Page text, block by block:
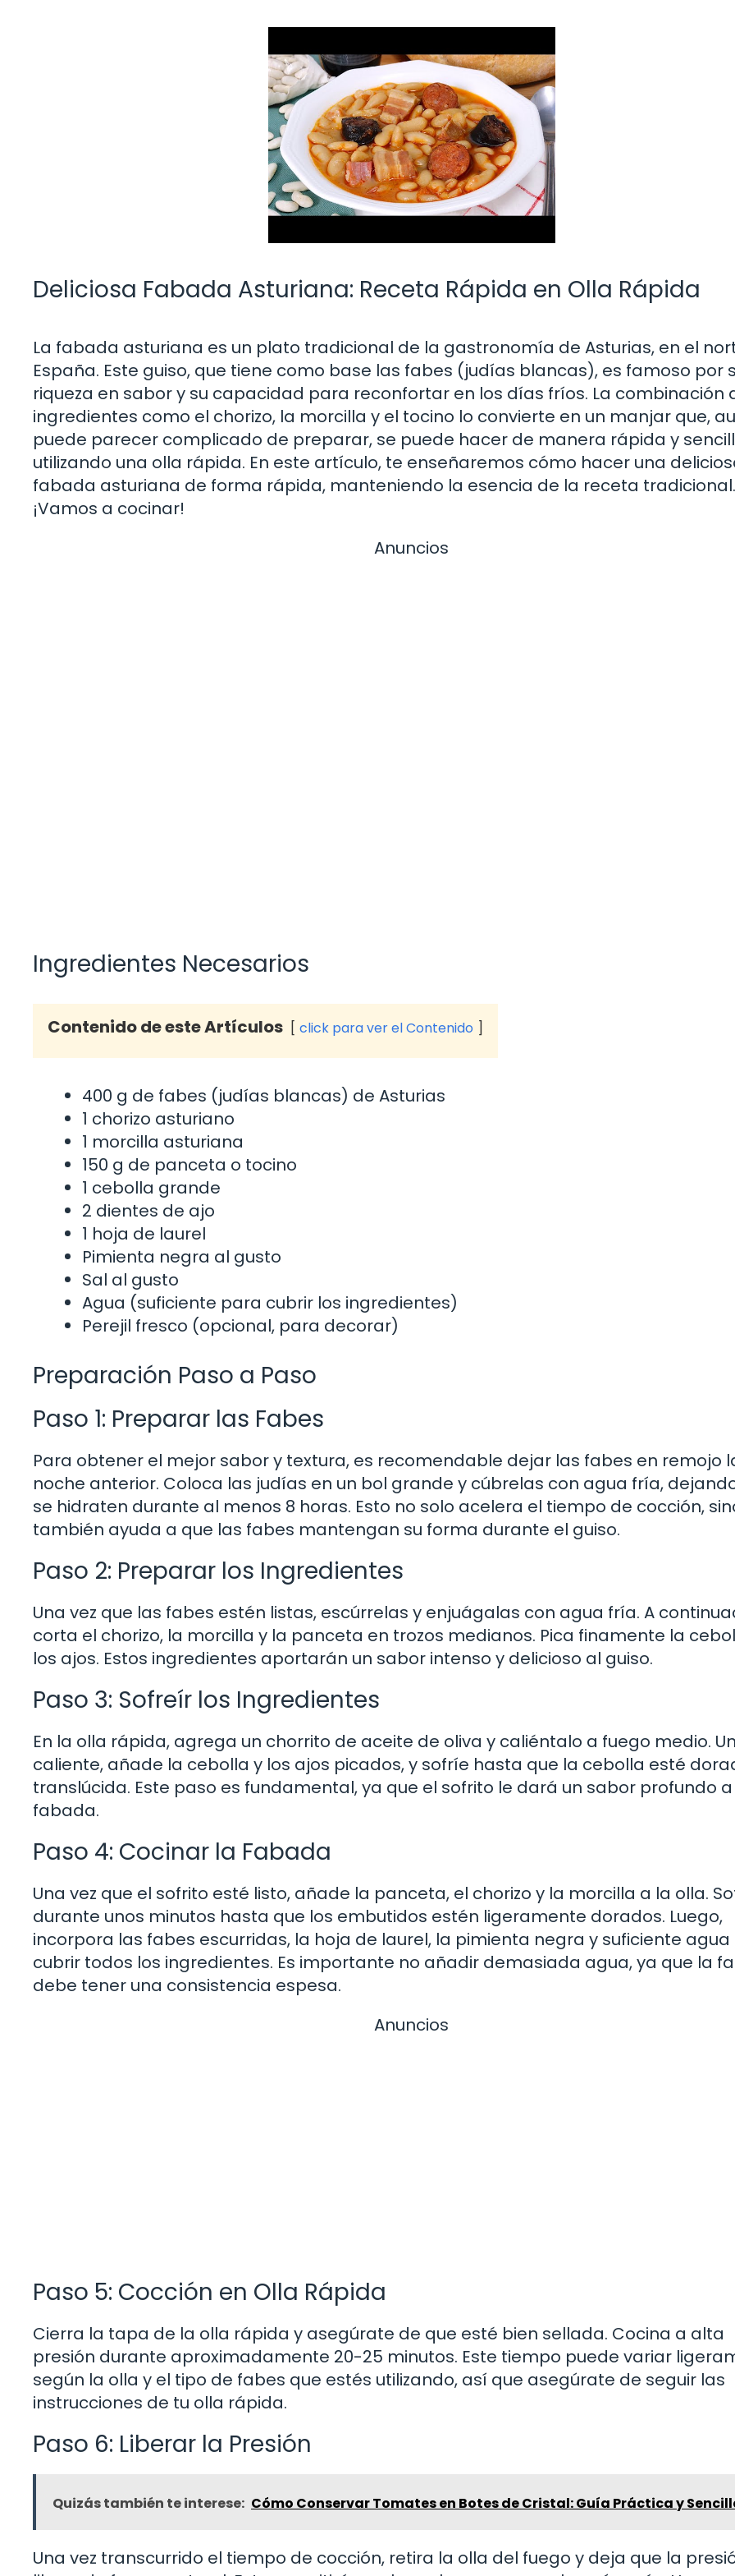
Deliciosa Fabada Asturiana: Receta Rápida en Olla Rápida
La fabada asturiana es un plato tradicional de la gastronomía de Asturias, en el
España. Este guiso, que tiene como base las fabes (judías blancas), es famoso por
riqueza en sabor y su capacidad para reconfortar en los días fríos. La combinación
ingredientes como el chorizo, la morcilla y el tocino lo convierte en un manjar que,
puede parecer complicado de preparar, se puede hacer de manera rápida y
utilizando una olla rápida. En este artículo, te enseñaremos cómo hacer una
fabada asturiana de forma rápida, manteniendo la esencia de la receta tradicional.
¡Vamos a cocinar!
Anuncios
Ingredientes Necesarios
Contenido de este Artículos click para ver el Contenido
400 g de fabes (judías blancas) de Asturias
1 chorizo asturiano
1 morcilla asturiana
150 g de panceta o tocino
1 cebolla grande
2 dientes de ajo
1 hoja de laurel
Pimienta negra al gusto
Sal al gusto
Agua (suficiente para cubrir los ingredientes)
Perejil fresco (opcional, para decorar)
Preparación Paso a Paso
Paso 1: Preparar las Fabes
Para obtener el mejor sabor y textura, es recomendable dejar las fabes en remojo
noche anterior. Coloca las judías en un bol grande y cúbrelas con agua fría,
se hidraten durante al menos 8 horas. Esto no solo acelera el tiempo de cocción,
también ayuda a que las fabes mantengan su forma durante el guiso.
Paso 2: Preparar los Ingredientes
Una vez que las fabes estén listas, escúrrelas y enjuágalas con agua fría. A
corta el chorizo, la morcilla y la panceta en trozos medianos. Pica finamente la
los ajos. Estos ingredientes aportarán un sabor intenso y delicioso al guiso.
Paso 3: Sofreír los Ingredientes
En la olla rápida, agrega un chorrito de aceite de oliva y caliéntalo a fuego medio.
caliente, añade la cebolla y los ajos picados, y sofríe hasta que la cebolla esté
translúcida. Este paso es fundamental, ya que el sofrito le dará un sabor profundo
fabada.
Paso 4: Cocinar la Fabada
Una vez que el sofrito esté listo, añade la panceta, el chorizo y la morcilla a la olla.
durante unos minutos hasta que los embutidos estén ligeramente dorados. Luego,
incorpora las fabes escurridas, la hoja de laurel, la pimienta negra y suficiente
cubrir todos los ingredientes. Es importante no añadir demasiada agua, ya que la
debe tener una consistencia espesa.
Anuncios
Paso 5: Cocción en Olla Rápida
Cierra la tapa de la olla rápida y asegúrate de que esté bien sellada. Cocina a alta
presión durante aproximadamente 20-25 minutos. Este tiempo puede variar
según la olla y el tipo de fabes que estés utilizando, así que asegúrate de seguir las
instrucciones de tu olla rápida.
Paso 6: Liberar la Presión
Quizás también te interese: Cómo Conservar Tomates en Botes de Cristal: Guía Práctica y
Una vez transcurrido el tiempo de cocción, retira la olla del fuego y deja que la